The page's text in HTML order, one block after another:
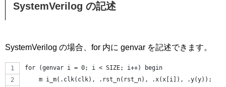
SystemVerilog の記述
SystemVerilog の場合、for 内に genvar を記述できます。
for (genvar i = 0; i < SIZE; i++) begin
    m i_m(.clk(clk), .rst_n(rst_n), .x(x[i]), .y(y));